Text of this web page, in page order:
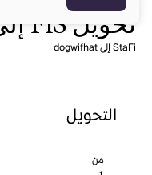
تحويل FIS إلى WIF
StaFi إلى dogwifhat
التحويل
من